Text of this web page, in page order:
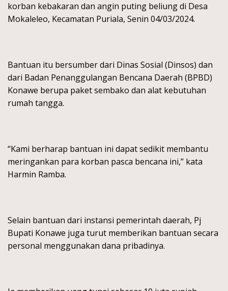
korban kebakaran dan angin puting beliung di Desa
Mokaleleo, Kecamatan Puriala, Senin 04/03/2024.
Bantuan itu bersumber dari Dinas Sosial (Dinsos) dan
dari Badan Penanggulangan Bencana Daerah (BPBD)
Konawe berupa paket sembako dan alat kebutuhan
rumah tangga.
“Kami berharap bantuan ini dapat sedikit membantu
meringankan para korban pasca bencana ini,” kata
Harmin Ramba.
Selain bantuan dari instansi pemerintah daerah, Pj
Bupati Konawe juga turut memberikan bantuan secara
personal menggunakan dana pribadinya.